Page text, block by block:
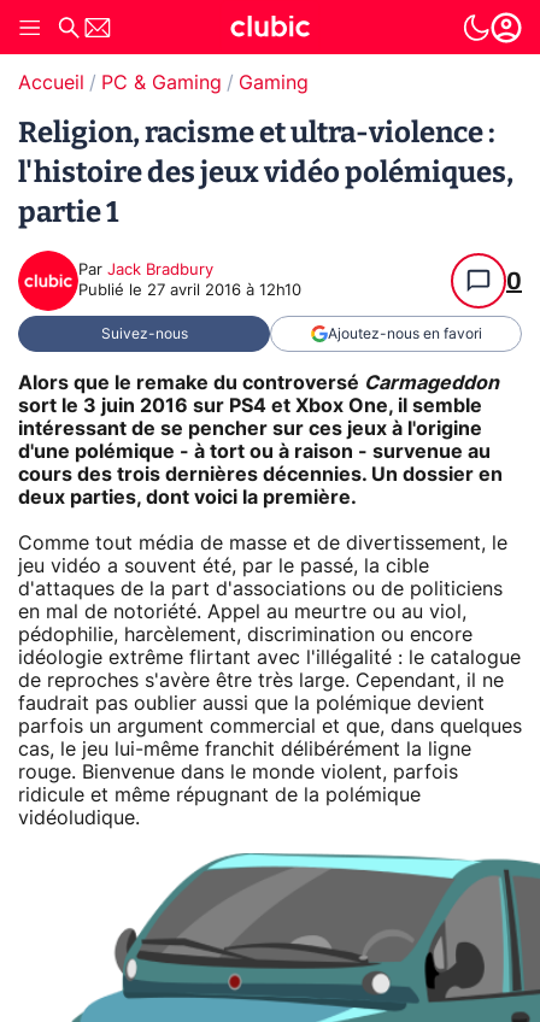
Accueil PC & Gaming Gaming
Religion, racisme et ultra-violence :
l'histoire des jeux vidéo polémiques,
partie 1
Par Jack Bradbury
Publié le 27 avril 2016 à 12h10 0
Suivez-nous Ajoutez-nous en favori
Alors que le remake du controversé Carmageddon
sort le 3 juin 2016 sur PS4 et Xbox One, il semble
intéressant de se pencher sur ces jeux à l'origine
d'une polémique - à tort ou à raison - survenue au
cours des trois dernières décennies. Un dossier en
deux parties, dont voici la première.
Comme tout média de masse et de divertissement, le
jeu vidéo a souvent été, par le passé, la cible
d'attaques de la part d'associations ou de politiciens
en mal de notoriété. Appel au meurtre ou au viol,
pédophilie, harcèlement, discrimination ou encore
idéologie extrême flirtant avec l'illégalité : le catalogue
de reproches s'avère être très large. Cependant, il ne
faudrait pas oublier aussi que la polémique devient
parfois un argument commercial et que, dans quelques
cas, le jeu lui-même franchit délibérément la ligne
rouge. Bienvenue dans le monde violent, parfois
ridicule et même répugnant de la polémique
vidéoludique.